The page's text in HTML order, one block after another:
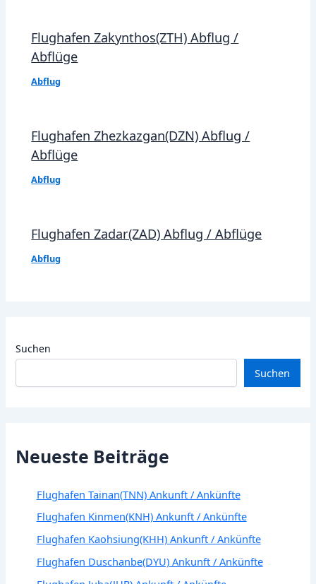
Flughafen Zakynthos(ZTH) Abflug /
Abflüge
Abflug
Flughafen Zhezkazgan(DZN) Abflug /
Abflüge
Abflug
Flughafen Zadar(ZAD) Abflug / Abflüge
Abflug
Suchen
Suchen
Neueste Beiträge
Flughafen Tainan(TNN) Ankunft / Ankünfte
Flughafen Kinmen(KNH) Ankunft / Ankünfte
Flughafen Kaohsiung(KHH) Ankunft / Ankünfte
Flughafen Duschanbe(DYU) Ankunft / Ankünfte